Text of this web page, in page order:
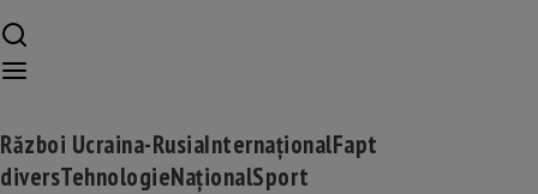
Război Ucraina-RusiaInternaționalFapt
diversTehnologieNaționalSport